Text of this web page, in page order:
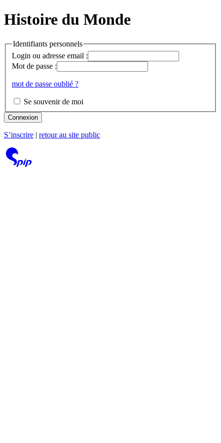
Histoire du Monde
Identifiants personnels
Login ou adresse email :
Mot de passe :
mot de passe oublié ?
Se souvenir de moi
Connexion
S’inscrire retour au site public